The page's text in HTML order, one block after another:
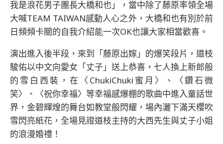
我是浪花男子團長大橋和也」，當中除了藤原率領全場
大喊TEAM TAIWAN感動人心之外，大橋和也有別於前
日頻頻卡關的自我介紹能一次OK也讓大家相當歡喜。
演出進入後半段，來到「藤原出嫁」的爆笑段片，道枝
駿佑以中文向愛女「丈子」送上恭喜，七人換上新郎般
的雪白西裝，在〈ChukiChuki蜜月〉、〈鑽石微
笑〉、〈祝你幸福〉等幸福感爆棚的歌曲中進入童話世
界，金碧輝煌的舞台如教堂般閃耀，場內灑下滿天櫻吹
雪閃亮紙花，全場見證道枝主持的大西先生與丈子小姐
的浪漫婚禮！